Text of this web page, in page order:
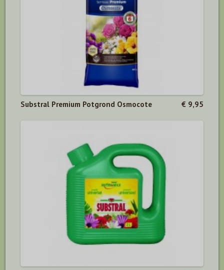
Substral Premium Potgrond Osmocote € 9,95